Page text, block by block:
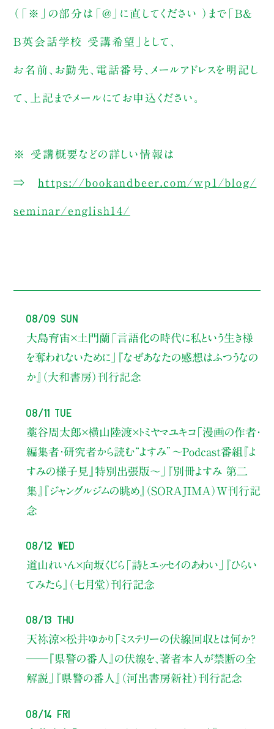
（「※」の部分は「@」に直してください ）まで「B&
B英会話学校 受講希望」として、
お名前、お勤先、電話番号、メールアドレスを明記し
て、上記までメールにてお申込ください。
※ 受講概要などの詳しい情報は
⇒ https://bookandbeer.com/wp1/blog/
seminar/english14/
08/09 Sun
大島育宙×土門蘭 「言語化の時代に私という生き様
を奪われないために」
『なぜあなたの感想はふつうなの
か』（大和書房）刊行記念
08/11 Tue
藁谷周太郎×横山陸渡×トミヤマユキコ「漫画の作者・
編集者・研究者から読む“よすみ” 〜Podcast番組『よ
すみの様子見』特別出張版〜」
『別冊よすみ 第二
集』『ジャングルジムの眺め』（SORAJIMA）W刊行記
念
08/12 Wed
道山れいん×向坂くじら 「詩とエッセイのあわい」
『ひらい
てみたら』（七月堂）刊行記念
08/13 Thu
天祢涼×松井ゆかり 「ミステリーの伏線回収とは何か？
――『県警の番人』の伏線を、著者本人が禁断の全
解説」
『県警の番人』（河出書房新社）刊行記念
08/14 Fri